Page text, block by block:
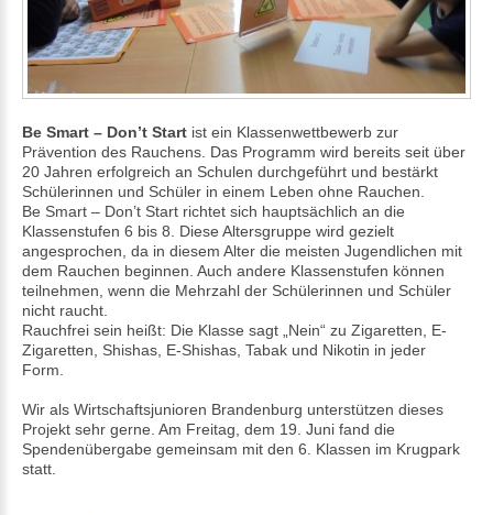
Be Smart – Don’t Start ist ein Klassenwettbewerb zur
Prävention des Rauchens. Das Programm wird bereits seit über
20 Jahren erfolgreich an Schulen durchgeführt und bestärkt
Schülerinnen und Schüler in einem Leben ohne Rauchen.
Be Smart – Don’t Start richtet sich hauptsächlich an die
Klassenstufen 6 bis 8. Diese Altersgruppe wird gezielt
angesprochen, da in diesem Alter die meisten Jugendlichen mit
dem Rauchen beginnen. Auch andere Klassenstufen können
teilnehmen, wenn die Mehrzahl der Schülerinnen und Schüler
nicht raucht.
Rauchfrei sein heißt: Die Klasse sagt „Nein“ zu Zigaretten, E-
Zigaretten, Shishas, E-Shishas, Tabak und Nikotin in jeder
Form.
Wir als Wirtschaftsjunioren Brandenburg unterstützen dieses
Projekt sehr gerne. Am Freitag, dem 19. Juni fand die
Spendenübergabe gemeinsam mit den 6. Klassen im Krugpark
statt.